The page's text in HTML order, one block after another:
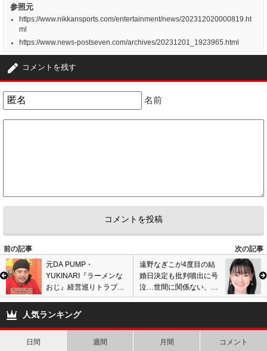
参照元
https://www.nikkansports.com/entertainment/news/202312020000819.ht
ml
https://www.news-postseven.com/archives/20231201_1923965.html
コメントを残す
名前
前の記事
次の記事
元DA PUMP・
YUKINARI『ラーメンな
おじ』経営巡りトラブ
ル。金銭問題や不誠実対
応を現オーナーが告発
遠野なぎこが4度目の結
婚日決定も批判噴出に号
泣…世間に関係ない、誰
にも迷惑掛けてない発言
人気ランキング
日間 週間 月間 コメント